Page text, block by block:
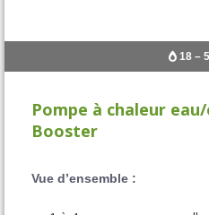
18 –
Pompe à chaleur
Booster
Vue d’ensemble :